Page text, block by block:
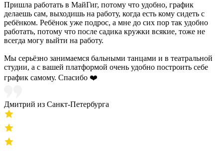
Пришла работать в МайГиг, потому что удобно, график
делаешь сам, выходишь на работу, когда есть кому сидеть с
ребёнком. Ребёнок уже подрос, а мне до сих пор так удобно
работать, потому что после садика кружки всякие, тоже не
всегда могу выйти на работу.
Мы серьёзно занимаемся бальными танцами и в театральной
студии, а с вашей платформой очень удобно построить себе
график самому. Спасибо ❤️
Дмитрий из Санкт-Петербурга